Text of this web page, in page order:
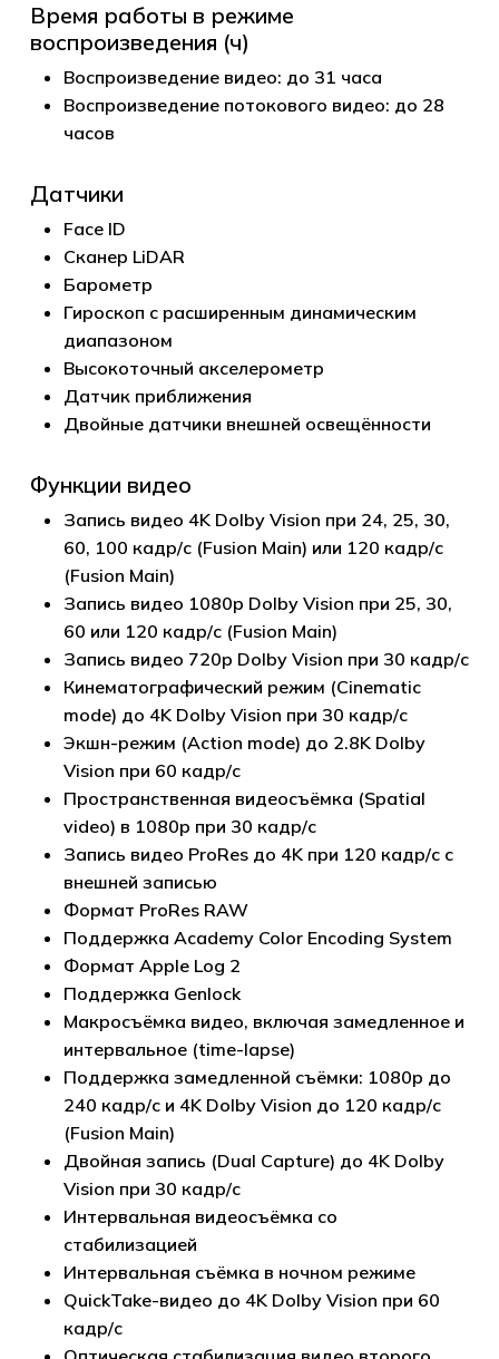
Время работы в режиме
воспроизведения (ч)
Воспроизведение видео: до 31 часа
Воспроизведение потокового видео: до 28
часов
Датчики
Face ID
Сканер LiDAR
Барометр
Гироскоп с расширенным динамическим
диапазоном
Высокоточный акселерометр
Датчик приближения
Двойные датчики внешней освещённости
Функции видео
Запись видео 4K Dolby Vision при 24, 25, 30,
60, 100 кадр/с (Fusion Main) или 120 кадр/с
(Fusion Main)
Запись видео 1080p Dolby Vision при 25, 30,
60 или 120 кадр/с (Fusion Main)
Запись видео 720p Dolby Vision при 30 кадр/с
Кинематографический режим (Cinematic
mode) до 4K Dolby Vision при 30 кадр/с
Экшн-режим (Action mode) до 2.8K Dolby
Vision при 60 кадр/с
Пространственная видеосъёмка (Spatial
video) в 1080p при 30 кадр/с
Запись видео ProRes до 4K при 120 кадр/с с
внешней записью
Формат ProRes RAW
Поддержка Academy Color Encoding System
Формат Apple Log 2
Поддержка Genlock
Макросъёмка видео, включая замедленное и
интервальное (time-lapse)
Поддержка замедленной съёмки: 1080p до
240 кадр/с и 4K Dolby Vision до 120 кадр/с
(Fusion Main)
Двойная запись (Dual Capture) до 4K Dolby
Vision при 30 кадр/с
Интервальная видеосъёмка со
стабилизацией
Интервальная съёмка в ночном режиме
QuickTake-видео до 4K Dolby Vision при 60
кадр/с